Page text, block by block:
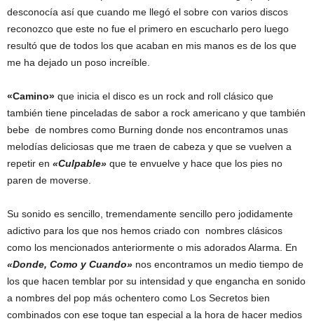
desconocía así que cuando me llegó el sobre con varios discos
reconozco que este no fue el primero en escucharlo pero luego
resultó que de todos los que acaban en mis manos es de los que
me ha dejado un poso increíble.
«Camino» que inicia el disco es un rock and roll clásico que
también tiene pinceladas de sabor a rock americano y que también
bebe de nombres como Burning donde nos encontramos unas
melodías deliciosas que me traen de cabeza y que se vuelven a
repetir en «Culpable» que te envuelve y hace que los pies no
paren de moverse.
Su sonido es sencillo, tremendamente sencillo pero jodidamente
adictivo para los que nos hemos criado con nombres clásicos
como los mencionados anteriormente o mis adorados Alarma. En
«Donde, Como y Cuando» nos encontramos un medio tiempo de
los que hacen temblar por su intensidad y que engancha en sonido
a nombres del pop más ochentero como Los Secretos bien
combinados con ese toque tan especial a la hora de hacer medios